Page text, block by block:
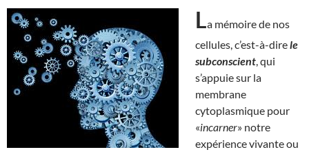
La mémoire de nos
cellules, c’est-à-direle
subconscient , qui
s’appuie sur la
membrane
cytoplasmique pour
«incarner» notre
expérience vivante ou